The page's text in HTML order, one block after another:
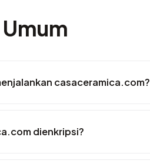
casaceramica.com?
dienkripsi?